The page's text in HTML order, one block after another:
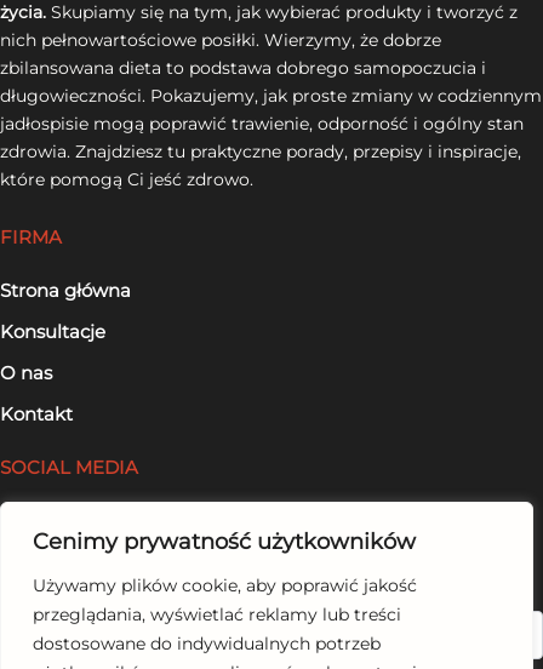
Cenimy prywatność użytkowników
Używamy plików cookie, aby poprawić jakość
przeglądania, wyświetlać reklamy lub treści
dostosowane do indywidualnych potrzeb
życia. Skupiamy się na tym, jak wybierać produkty i tworzyć z
nich pełnowartościowe posiłki. Wierzymy, że dobrze
zbilansowana dieta to podstawa dobrego samopoczucia i
długowieczności. Pokazujemy, jak proste zmiany w codziennym
jadłospisie mogą poprawić trawienie, odporność i ogólny stan
zdrowia. Znajdziesz tu praktyczne porady, przepisy i inspiracje,
które pomogą Ci jeść zdrowo.
FIRMA
Strona główna
Konsultacje
O nas
Kontakt
SOCIAL MEDIA
Szukaj